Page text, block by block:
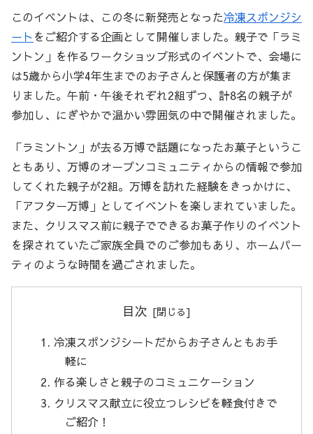
このイベントは、この冬に新発売となった冷凍スポンジシ
ート をご紹介する企画として開催しました。親子で「ラミ
ントン」を作るワークショップ形式のイベントで、会場に
は5歳から小学4年生までのお子さんと保護者の方が集ま
りました。午前・午後それぞれ2組ずつ、計8名の親子が
参加し、にぎやかで温かい雰囲気の中で開催されました。
「ラミントン」が去る万博で話題になったお菓子というこ
ともあり、万博のオープンコミュニティからの情報で参加
してくれた親子が2組。万博を訪れた経験をきっかけに、
「アフター万博」としてイベントを楽しまれていました。
また、クリスマス前に親子でできるお菓子作りのイベント
を探されていたご家族全員でのご参加もあり、ホームパー
ティのような時間を過ごされました。
目次
冷凍スポンジシートだからお子さんともお手
軽に
作る楽しさと親子のコミュニケーション
クリスマス献立に役立つレシピを軽食付きで
ご紹介！